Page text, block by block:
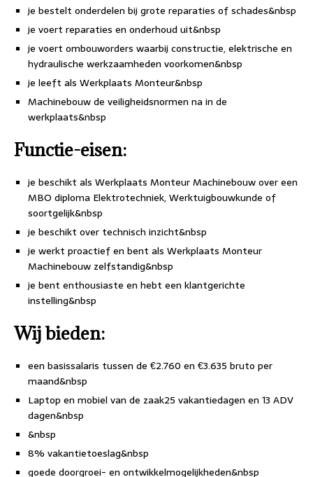
je bestelt onderdelen bij grote reparaties of schades&nbsp
je voert reparaties en onderhoud uit&nbsp
je voert ombouworders waarbij constructie, elektrische en
hydraulische werkzaamheden voorkomen&nbsp
je leeft als Werkplaats Monteur&nbsp
Machinebouw de veiligheidsnormen na in de
werkplaats&nbsp
Functie-eisen:
je beschikt als Werkplaats Monteur Machinebouw over een
MBO diploma Elektrotechniek, Werktuigbouwkunde of
soortgelijk&nbsp
je beschikt over technisch inzicht&nbsp
je werkt proactief en bent als Werkplaats Monteur
Machinebouw zelfstandig&nbsp
je bent enthousiaste en hebt een klantgerichte
instelling&nbsp
Wij bieden:
een basissalaris tussen de €2.760 en €3.635 bruto per
maand&nbsp
Laptop en mobiel van de zaak25 vakantiedagen en 13 ADV
dagen&nbsp
&nbsp
8% vakantietoeslag&nbsp
goede doorgroei- en ontwikkelmogelijkheden&nbsp